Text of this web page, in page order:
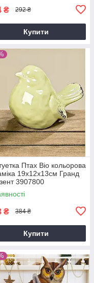
₴ 292 ₴
Купити
Птах Віо кольорова
19x12x13см Гранд
3907800
₴ 384 ₴
Купити